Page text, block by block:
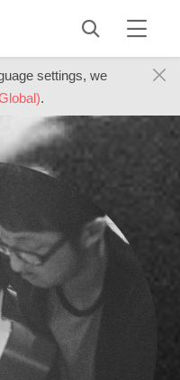
settings, we
.